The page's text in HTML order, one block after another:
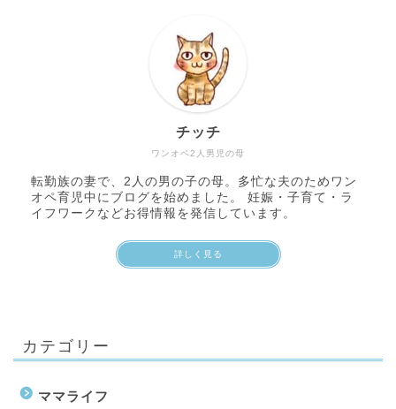
ワンオペ2人男児の母
チッチ
転勤族の妻で、2人の男の子の母。多忙な夫のためワン
オペ育児中にブログを始めました。 妊娠・子育て・ラ
イフワークなどお得情報を発信しています。
詳しく見る
カテゴリー
ママライフ